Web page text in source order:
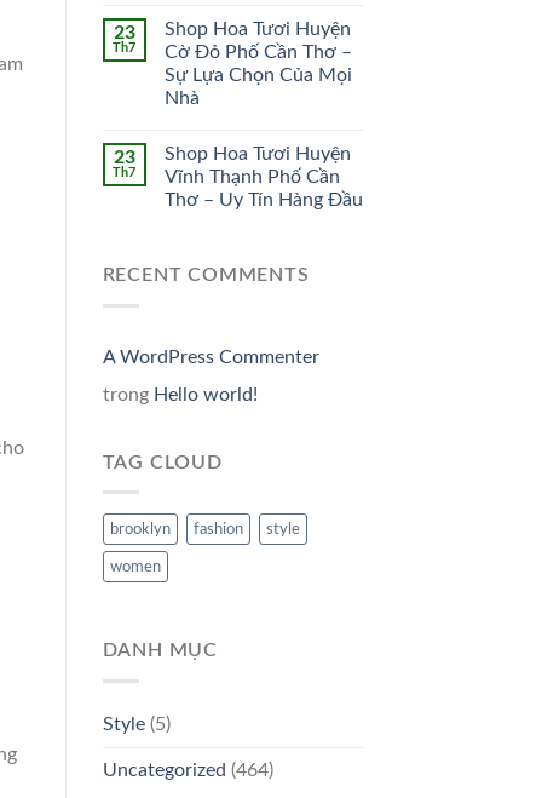
23
Th7
Shop Hoa Tươi Huyện
Cờ Đỏ Phố Cần Thơ –
Sự Lựa Chọn Của Mọi
Nhà
23
Th7
Shop Hoa Tươi Huyện
Vĩnh Thạnh Phố Cần
Thơ – Uy Tín Hàng Đầu
RECENT COMMENTS
A WordPress Commenter
trong Hello world!
TAG CLOUD
brooklyn fashion style
women
DANH MỤC
Style(5)
Uncategorized (464)